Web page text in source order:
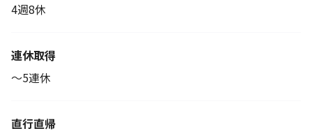
4週8休
連休取得
～5連休
直行直帰